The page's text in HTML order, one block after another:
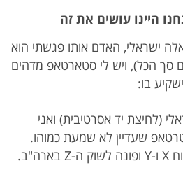
היינו עושים את זה
ישראלי, האדם אותו פגשתי הוא
סך הכל), ויש לי סטארטאפ מדהים
בו:
(לחיצת יד אסרטיבית) ואני
שעדיין לא שמעת כמוהו.
הרעיון שלי מתמקד בפיתוח X ו-Y ופונה לשוק ה-Z בארה"ב.